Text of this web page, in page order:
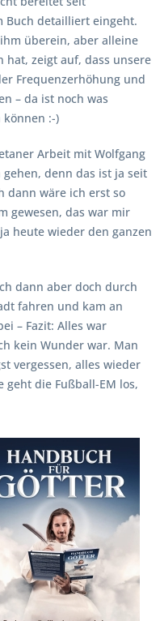
Buch detailliert eingeht.
überein, aber alleine
hat, zeigt auf, dass unsere
Frequenzerhöhung und
– da ist noch was
:-)
Arbeit mit Wolfgang
denn das ist ja seit
dann wäre ich erst so
gewesen, das war mir
heute wieder den ganzen
dann aber doch durch
fahren und kam an
– Fazit: Alles war
kein Wunder war. Man
vergessen, alles wieder
geht die Fußball-EM los,